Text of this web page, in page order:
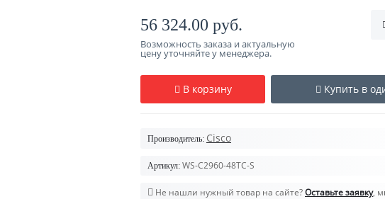
56 324.00 руб.
Возможность заказа и актуальную
цену уточняйте у менеджера.
В корзину Купить в
Производитель: Cisco
Артикул: WS-C2960-48TC-S
Не нашли нужный товар на сайте?Оставьте заявку,